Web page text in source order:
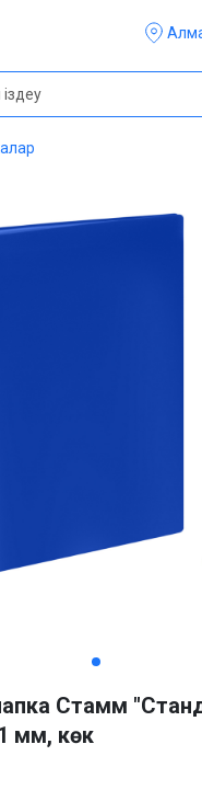
Стамм
мм, көк